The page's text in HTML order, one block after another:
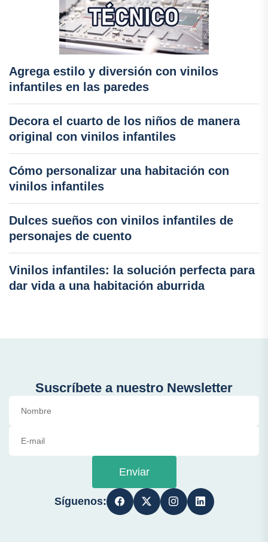
Agrega estilo y diversión con vinilos
infantiles en las paredes
Decora el cuarto de los niños de manera
original con vinilos infantiles
Cómo personalizar una habitación con
vinilos infantiles
Dulces sueños con vinilos infantiles de
personajes de cuento
Vinilos infantiles: la solución perfecta para
dar vida a una habitación aburrida
Suscríbete a nuestro Newsletter
Enviar
Síguenos: